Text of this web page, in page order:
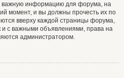
важную информацию для форума, на
момент, и вы должны прочесть их по
вверху каждой страницы форума,
и с важными объявлениями, права на
администратором.